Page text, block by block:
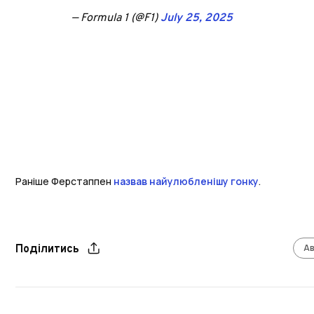
— Formula 1 (@F1) July 25, 2025
Раніше Ферстаппен назвав найулюбленішу гонку.
Поділитись